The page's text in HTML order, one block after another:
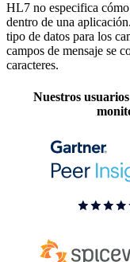
HL7 no especifica cómo
dentro de una
tipo de datos para los
campos de mensaje se
caracteres.
Nuestros